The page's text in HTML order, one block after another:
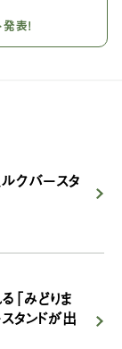
表！
クバースタ
みどりま
タンドが出